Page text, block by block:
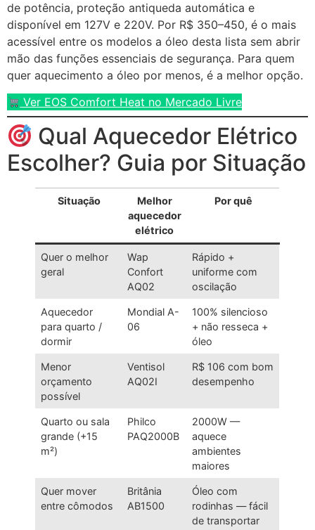
de potência, proteção antiqueda automática e
disponível em 127V e 220V. Por R$ 350–450, é o mais
acessível entre os modelos a óleo desta lista sem abrir
mão das funções essenciais de segurança. Para quem
quer aquecimento a óleo por menos, é a melhor opção.
Ver EOS Comfort Heat no Mercado Livre
Qual Aquecedor Elétrico
Escolher? Guia por Situação
Situação
Melhor
aquecedor
elétrico
Por quê
Quer o melhor
geral
Wap
Confort
AQ02
Rápido +
uniforme com
oscilação
Aquecedor
para quarto /
dormir
Mondial A-
06
100% silencioso
+ não resseca +
óleo
Menor
orçamento
possível
Ventisol
AQ02I
R$ 106 com bom
desempenho
Quarto ou sala
grande (+15
m²)
Philco
PAQ2000B
2000W —
aquece
ambientes
maiores
Quer mover
entre cômodos
Britânia
AB1500
Óleo com
rodinhas — fácil
de transportar